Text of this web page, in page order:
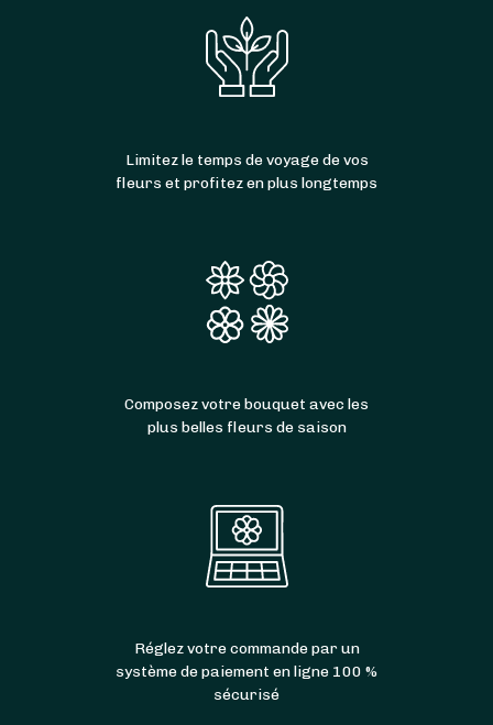
Limitez le temps de voyage de vos
fleurs et profitez en plus longtemps
Composez votre bouquet avec les
plus belles fleurs de saison
Réglez votre commande par un
système de paiement en ligne 100 %
sécurisé